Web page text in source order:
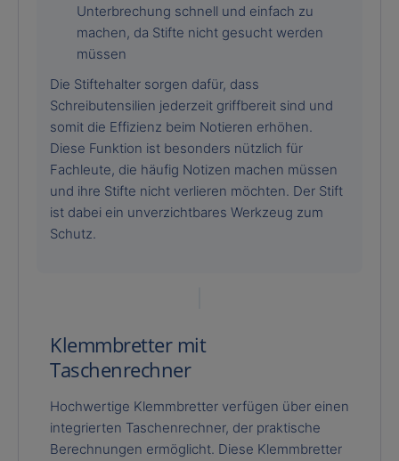
Unterbrechung schnell und einfach zu
machen, da Stifte nicht gesucht werden
müssen
Die Stiftehalter sorgen dafür, dass
Schreibutensilien jederzeit griffbereit sind und
somit die Effizienz beim Notieren erhöhen.
Diese Funktion ist besonders nützlich für
Fachleute, die häufig Notizen machen müssen
und ihre Stifte nicht verlieren möchten. Der Stift
ist dabei ein unverzichtbares Werkzeug zum
Schutz.
Klemmbretter mit
Taschenrechner
Hochwertige Klemmbretter verfügen über einen
integrierten Taschenrechner, der praktische
Berechnungen ermöglicht. Diese Klemmbretter